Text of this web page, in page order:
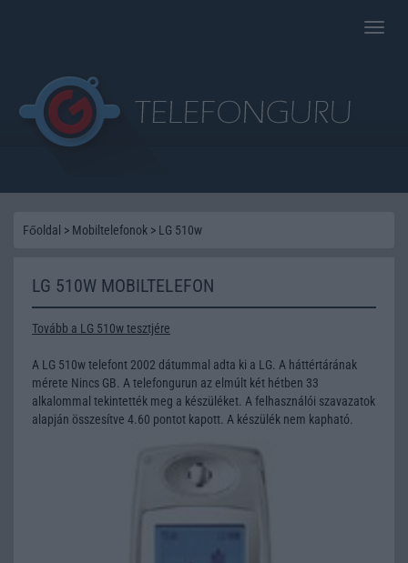
Toggle
Főoldal > Mobiltelefonok > LG 510w
LG 510W MOBILTELEFON
Tovább a LG 510w tesztjére
A LG 510w telefont 2002 dátummal adta ki a LG. A háttértárának
mérete Nincs GB. A telefongurun az elmúlt két hétben 33
alkalommal tekintették meg a készüléket. A felhasználói szavazatok
alapján összesítve 4.60 pontot kapott. A készülék nem kapható.